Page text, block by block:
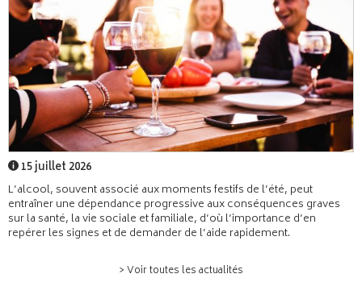
15 juillet 2026
L’alcool, souvent associé aux moments festifs de l’été, peut
entraîner une dépendance progressive aux conséquences graves
sur la santé, la vie sociale et familiale, d’où l’importance d’en
repérer les signes et de demander de l’aide rapidement.
> Voir toutes les actualités